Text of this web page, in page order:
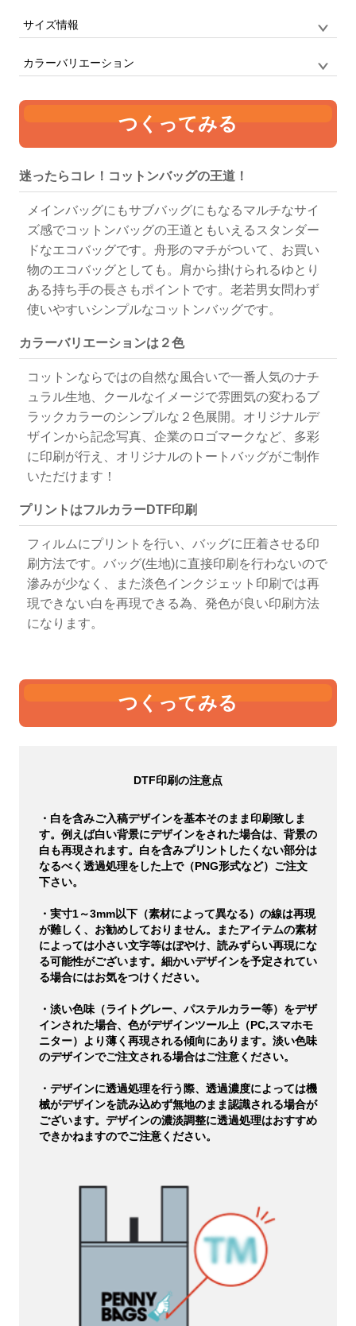
品番
サイズ情報
定番の船底型トートバッグ
単位:mm
110
カラーバリエーション
つくってみる
迷ったらコレ！コットンバッグの王道！
メインバッグにもサブバッグにもなるマルチなサイ
ズ感でコットンバッグの王道ともいえるスタンダー
ドなエコバッグです。舟形のマチがついて、お買い
物のエコバッグとしても。肩から掛けられるゆとり
ある持ち手の長さもポイントです。老若男女問わず
使いやすいシンプルなコットンバッグです。
カラーバリエーションは２色
コットンならではの自然な風合いで一番人気のナチ
ュラル生地、クールなイメージで雰囲気の変わるブ
ラックカラーのシンプルな２色展開。オリジナルデ
ザインから記念写真、企業のロゴマークなど、多彩
に印刷が行え、オリジナルのトートバッグがご制作
いただけます！
プリントはフルカラーDTF印刷
フィルムにプリントを行い、バッグに圧着させる印
刷方法です。バッグ(生地)に直接印刷を行わないので
滲みが少なく、また淡色インクジェット印刷では再
現できない白を再現できる為、発色が良い印刷方法
になります。
つくってみる
DTF印刷の注意点
・白を含みご入稿デザインを基本そのまま印刷致しま
す。例えば白い背景にデザインをされた場合は、背景の
白も再現されます。白を含みプリントしたくない部分は
なるべく透過処理をした上で（PNG形式など）ご注文
下さい。
・実寸1～3mm以下（素材によって異なる）の線は再現
が難しく、お勧めしておりません。またアイテムの素材
によっては小さい文字等はぼやけ、読みずらい再現にな
る可能性がございます。細かいデザインを予定されてい
る場合にはお気をつけください。
・淡い色味（ライトグレー、パステルカラー等）をデザ
インされた場合、色がデザインツール上（PC,スマホモ
ニター）より薄く再現される傾向にあります。淡い色味
のデザインでご注文される場合はご注意ください。
・デザインに透過処理を行う際、透過濃度によっては機
械がデザインを読み込めず無地のまま認識される場合が
ございます。デザインの濃淡調整に透過処理はおすすめ
できかねますのでご注意ください。